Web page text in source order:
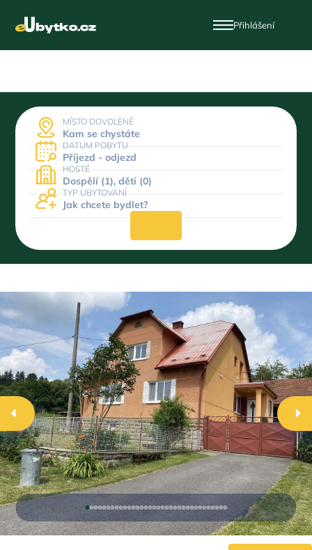
Přihlášení
MÍSTO DOVOLENÉ
Kam se chystáte
DATUM POBYTU
Příjezd - odjezd
HOSTÉ
Dospělí (1), děti (0)
TYP UBYTOVÁNÍ
Jak chcete bydlet?